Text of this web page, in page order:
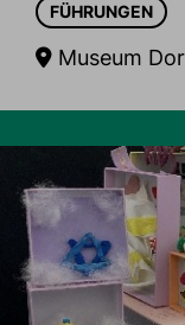
FÜHRUNGEN
Museum